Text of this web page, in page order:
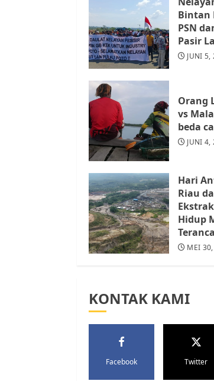
4
Warga
Kota
Warga
5
Tim
Batam
Bintan
PSN
Pasir
JUNI 5,
Orang
vs
beda
JUNI 4,
Hari
Riau
Hidup
MEI
KONTAK KAMI
Facebook Twitter